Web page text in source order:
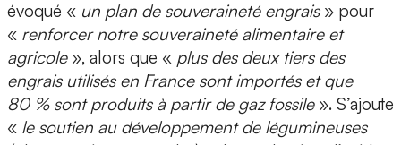
évoqué « un plan de souveraineté engrais» pour
« renforcer notre souveraineté alimentaire et
agricole», alors que « plus des deux tiers des
engrais utilisés en France sont importés et que
80 % sont produits à partir de gaz fossile ». S’ajoute
« le soutien au développement de légumineuses